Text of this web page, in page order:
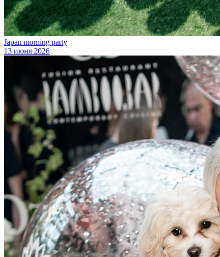
Japan morning party
13 июня 2026